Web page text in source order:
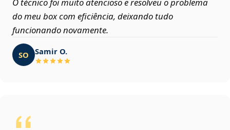
O técnico foi muito atencioso e resolveu o problema
do meu box com eficiência, deixando tudo
funcionando novamente.
SO Samir O.